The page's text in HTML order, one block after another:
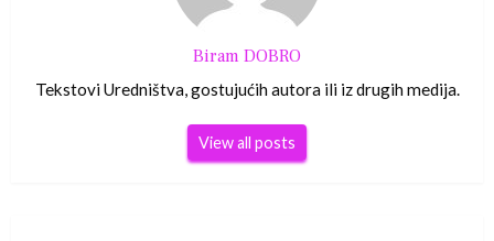
Biram DOBRO
Tekstovi Uredništva, gostujućih autora ili iz drugih medija.
View all posts